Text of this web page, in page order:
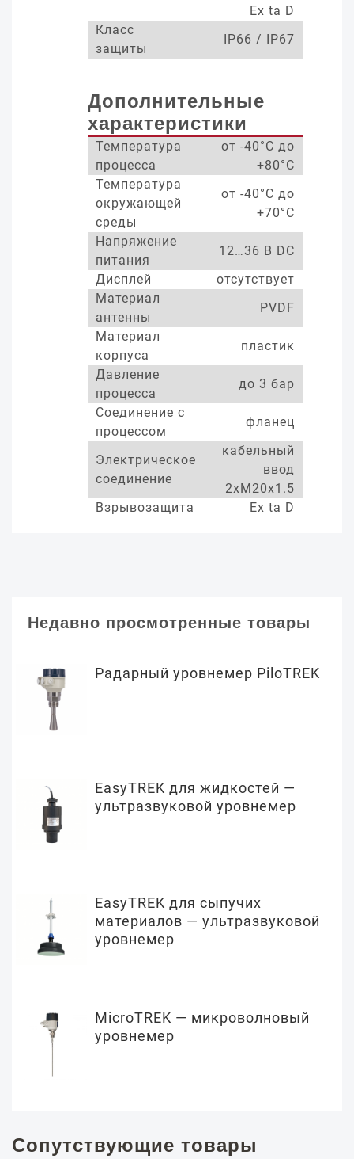
Ex ta D
Класс
защиты
IP66 / IP67
Дополнительные
характеристики
Температура
процесса
от -40°С до
+80°С
Температура
окружающей
среды
от -40°С до
+70°С
Напряжение
питания
12…36 В DC
Дисплей
отсутствует
Материал
антенны
PVDF
Материал
корпуса
пластик
Давление
процесса
до 3 бар
Соединение с
процессом
фланец
Электрическое
соединение
кабельный
ввод
2xM20x1.5
Взрывозащита
Ex ta D
Недавно просмотренные товары
Радарный уровнемер PiloTREK
EasyTREK для жидкостей —
ультразвуковой уровнемер
EasyTREK для сыпучих
материалов — ультразвуковой
уровнемер
MicroTREK — микроволновый
уровнемер
Сопутствующие товары